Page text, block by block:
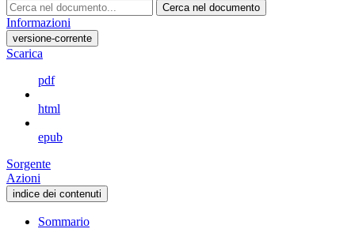
Cerca nel documento
Informazioni
versione-corrente
Scarica
pdf
html
epub
Sorgente
Azioni
indice dei contenuti
Sommario